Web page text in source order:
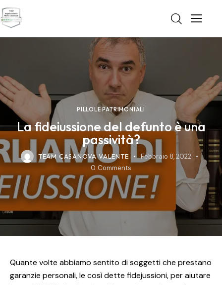
PILLOLE PATRIMONIALI
La fideiussione del defunto è una
passività?
TEAM CASANOVA VALENTE
Febbraio 8, 2022
0 Comments
Quante volte abbiamo sentito di soggetti che prestano
garanzie personali, le così dette fidejussioni, per aiutare